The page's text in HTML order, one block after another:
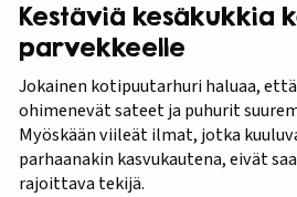
Kestäviä kesäkukkia
parvekkeelle
Jokainen kotipuutarhuri haluaa,
ohimenevät sateet ja puhurit
Myöskään viileät ilmat, jotka
parhaanakin kasvukautena, eivät
rajoittava tekijä.